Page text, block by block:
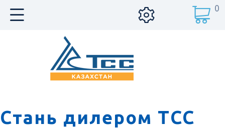
Стань дилером ТСС
0